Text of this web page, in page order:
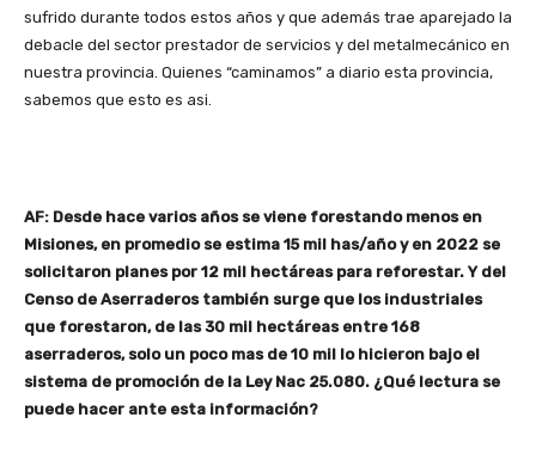
sufrido durante todos estos años y que además trae aparejado la
debacle del sector prestador de servicios y del metalmecánico en
nuestra provincia. Quienes “caminamos” a diario esta provincia,
sabemos que esto es asi.
AF: Desde hace varios años se viene forestando menos en
Misiones, en promedio se estima 15 mil has/año y en 2022 se
solicitaron planes por 12 mil hectáreas para reforestar. Y del
Censo de Aserraderos también surge que los industriales
que forestaron, de las 30 mil hectáreas entre 168
aserraderos, solo un poco mas de 10 mil lo hicieron bajo el
sistema de promoción de la Ley Nac 25.080. ¿Qué lectura se
puede hacer ante esta información?